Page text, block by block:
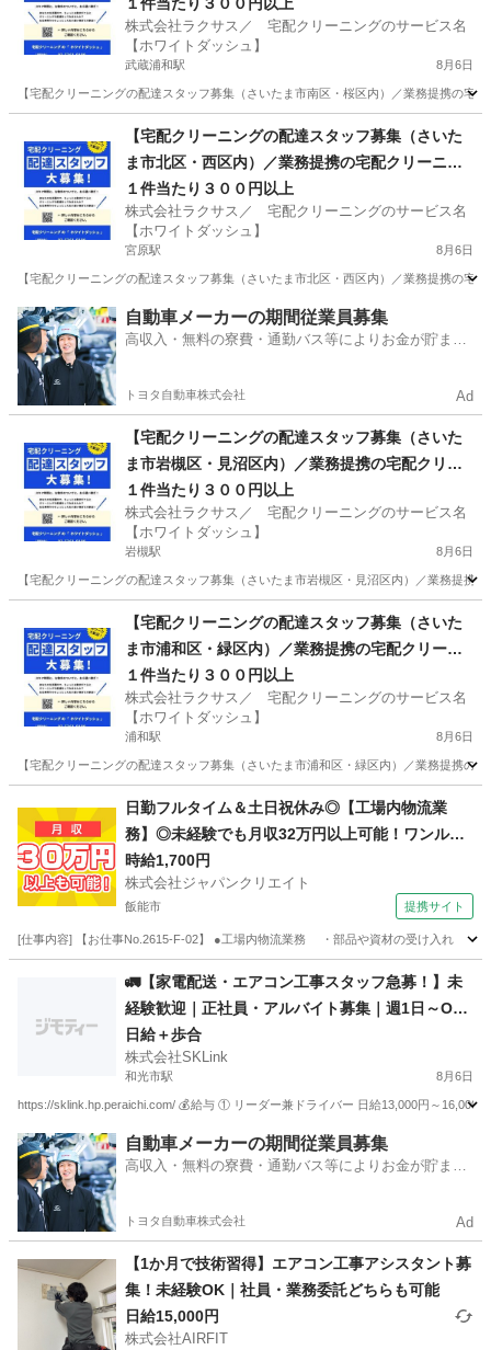
株式会社ラクサス／ 宅配クリーニングのサービス名
【ホワイトダッシュ】
武蔵浦和駅 8月6日
【宅配クリーニングの配達スタッフ募集（さいたま市南区・桜区内）／業務提携の
さいたま市 武蔵浦和駅 ドライバー
さいたま市 西浦和駅 ドライバー スタッフ
【宅配クリーニングの配達スタッフ募集（さいた
ま市北区・西区内）／業務提携の宅配クリーニン
グ店募集】
１件当たり３００円以上
株式会社ラクサス／ 宅配クリーニングのサービス名
【ホワイトダッシュ】
宮原駅 8月6日
【宅配クリーニングの配達スタッフ募集（さいたま市北区・西区内）／業務提携の
埼玉 さいたま市 宮原駅 ドライバー 埼玉 さいたま市
指扇駅 ドライバー
自動車メーカーの期間従業員募集
高収入・無料の寮費・通勤バス等によりお金が貯まり
トヨタ自動車株式会社 Ad
【宅配クリーニングの配達スタッフ募集（さいた
ま市岩槻区・見沼区内）／業務提携の宅配クリー
ニング店募集】
１件当たり３００円以上
株式会社ラクサス／ 宅配クリーニングのサービス名
【ホワイトダッシュ】
岩槻駅 8月6日
【宅配クリーニングの配達スタッフ募集（さいたま市岩槻区・見沼区内）／業務提
さいたま市 岩槻駅 ドライバー 埼玉 さいたま市
東大宮駅 ドライバー スタッフ
【宅配クリーニングの配達スタッフ募集（さいた
ま市浦和区・緑区内）／業務提携の宅配クリーニ
ング店募集】
１件当たり３００円以上
株式会社ラクサス／ 宅配クリーニングのサービス名
【ホワイトダッシュ】
浦和駅 8月6日
【宅配クリーニングの配達スタッフ募集（さいたま市浦和区・緑区内）／業務提携
さいたま市 浦和駅 ドライバー 埼玉 さいたま市
浦和美園駅 ドライバー スタッフ
日勤フルタイム＆土日祝休み◎【工場内物流業
務】◎未経験でも月収32万円以上可能！ワンルー
ム寮完備！
時給1,700円
株式会社ジャパンクリエイト
飯能市 提携サイト
[仕事内容] 【お仕事No.2615-F-02】 ●工場内物流業務 ・部品や資材の受け入れ
その他
🚛【家電配送・エアコン工事スタッフ急募！】未
経験歓迎｜正社員・アルバイト募集｜週1日～O
K！
日給＋歩合
株式会社SKLink
和光市駅 8月6日
https://sklink.hp.peraichi.com/ 💰給与 ① リーダー兼ドライバー 日給13,000円～
埼玉 和光市 和光市駅 引越し 歩合
自動車メーカーの期間従業員募集
高収入・無料の寮費・通勤バス等によりお金が貯まり
トヨタ自動車株式会社 Ad
【1か月で技術習得】エアコン工事アシスタント募
集！未経験OK｜社員・業務委託どちらも可能
日給15,000円
株式会社AIRFIT